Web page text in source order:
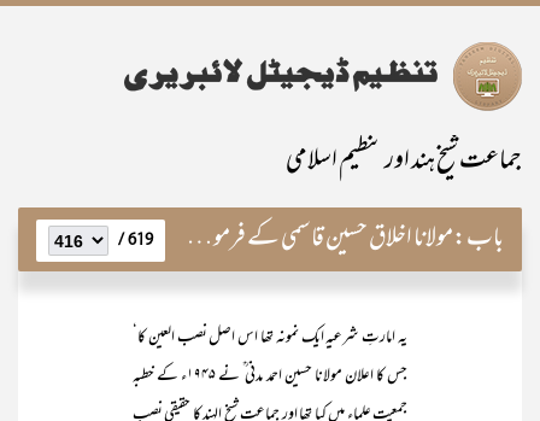
جماعت شیخ ہند اور تنظیم اسلامی
باب:مولانا اخلاق حسین قاسمی کے فرمودات 619 /
یہ امارتِ شرعیہ ایک نمونہ تھا اس اصل نصب العین کا‘
جس کا اعلان مولانا حسین احمد مدنی ؒ نے ۱۹۴۵ء کے خطبہ